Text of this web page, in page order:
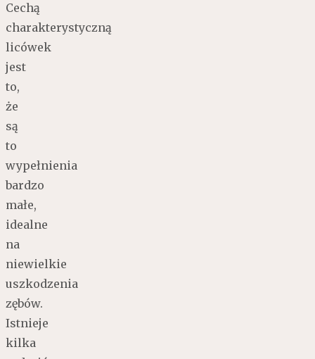
Cechą
charakterystyczną
licówek
jest
to,
że
są
to
wypełnienia
bardzo
małe,
idealne
na
niewielkie
uszkodzenia
zębów.
Istnieje
kilka